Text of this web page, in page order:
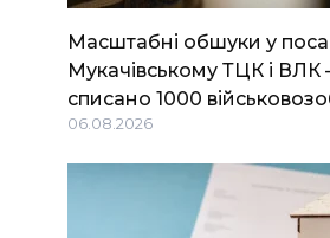
Масштабні обшуки у
Мукачівському ТЦК і ВЛК
списано 1000
06.08.2026